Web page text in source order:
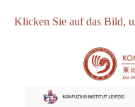
Klicken Sie auf das Bild,